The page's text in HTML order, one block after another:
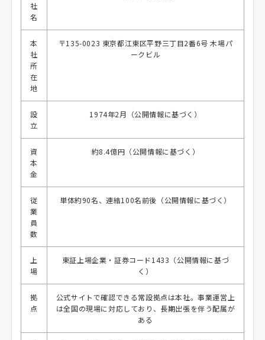
社
名
本
社
所
在
地
〒135-0023 東京都江東区平野三丁目2番6号 木場パ
ークビル
設
立
1974年2月（公開情報に基づく）
資
本
金
約8.4億円（公開情報に基づく）
従
業
員
数
単体約90名、連結100名前後（公開情報に基づく）
上
場
東証上場企業・証券コード1433（公開情報に基づ
く）
拠
点
公式サイトで確認できる常設拠点は本社。事業運営上
は全国の現場に対応しており、長期出張を伴う配属が
ある